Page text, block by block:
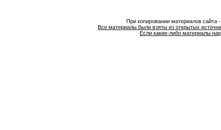
При копировании материалов сайта
Все материалы были взяты из открытых
Если какие-либо материалы